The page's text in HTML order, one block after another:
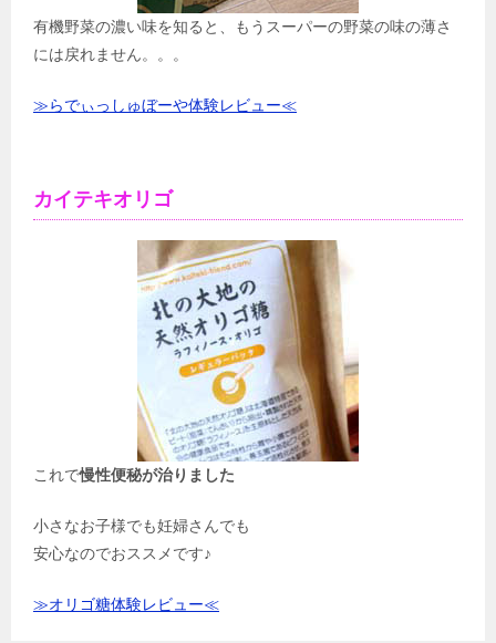
有機野菜の濃い味を知ると、もうスーパーの野菜の味の薄さ
には戻れません。。。
≫らでぃっしゅぼーや体験レビュー≪
カイテキオリゴ
これで慢性便秘が治りました
小さなお子様でも妊婦さんでも
安心なのでおススメです♪
≫オリゴ糖体験レビュー≪